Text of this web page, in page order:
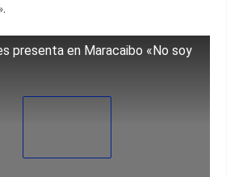
presenta en Maracaibo «No soy